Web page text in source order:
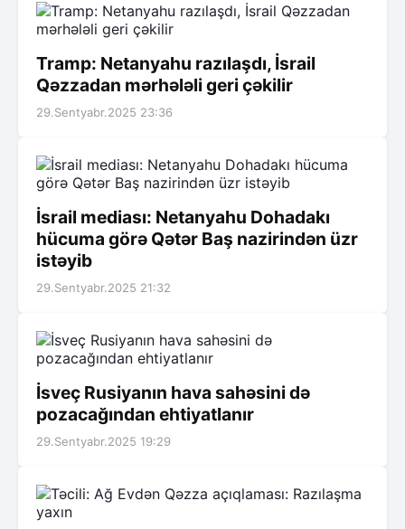
Tramp: Netanyahu razılaşdı, İsrail
Qəzzadan mərhələli geri çəkilir
29.Sentyabr.2025 23:36
İsrail mediası: Netanyahu Dohadakı
hücuma görə Qətər Baş nazirindən üzr
istəyib
29.Sentyabr.2025 21:32
İsveç Rusiyanın hava sahəsini də
pozacağından ehtiyatlanır
29.Sentyabr.2025 19:29